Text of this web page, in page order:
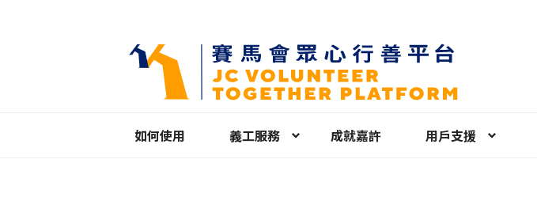
如何使用 義工服務 成就嘉許 用戶支援